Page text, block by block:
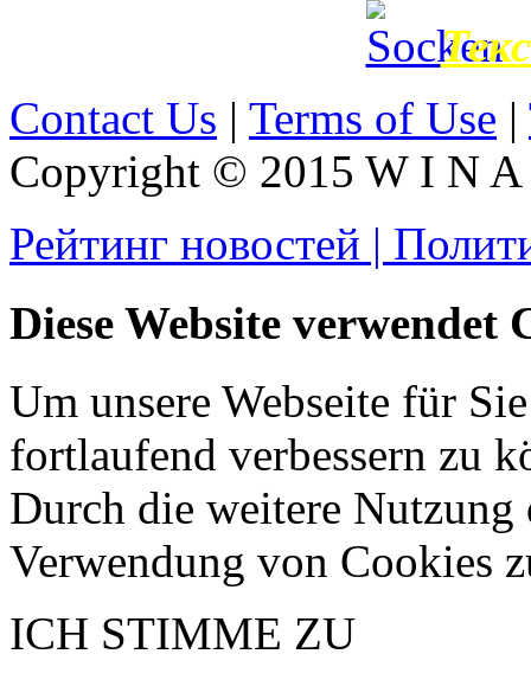
Contact Us | Terms of Use |
Copyright © 2015 W I N
Рейтинг новостей |
Diese Website verwendet
Um unsere Webseite für
fortlaufend verbessern zu
Durch die weitere Nutzung
Verwendung von Cookies
ICH STIMME ZU